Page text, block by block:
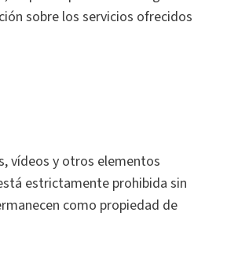
sobre los servicios ofrecidos
vídeos y otros elementos
estrictamente prohibida sin
como propiedad de